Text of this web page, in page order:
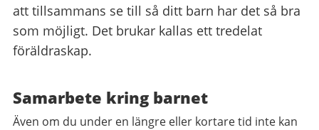
att tillsammans se till så ditt barn har det så bra
som möjligt. Det brukar kallas ett tredelat
föräldraskap.
Samarbete kring barnet
Även om du under en längre eller kortare tid inte kan